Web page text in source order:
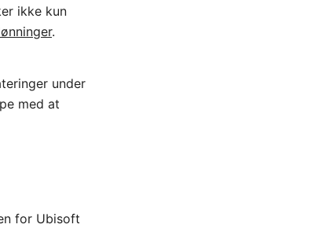
ikke kun
.
under
med at
for Ubisoft